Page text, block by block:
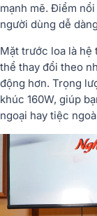
mạnh mẽ. Điểm nổi
người dùng dễ
Mặt trước loa là hệ
thể thay đổi theo
động hơn. Trọng
khúc 160W, giúp
ngoại hay tiệc